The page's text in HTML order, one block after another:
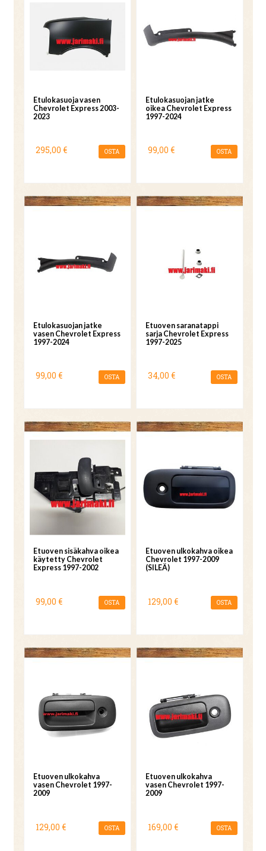
Etulokasuoja vasen
Chevrolet Express 2003-
2023
295,00 € OSTA
Etulokasuojan jatke
oikea Chevrolet Express
1997-2024
99,00 € OSTA
Etulokasuojan jatke
vasen Chevrolet Express
1997-2024
99,00 € OSTA
Etuoven saranatappi
sarja Chevrolet Express
1997-2025
34,00 € OSTA
Etuoven sisäkahva oikea
käytetty Chevrolet
Express 1997-2002
99,00 € OSTA
Etuoven ulkokahva oikea
Chevrolet 1997-2009
(SILEÄ)
129,00 € OSTA
Etuoven ulkokahva
vasen Chevrolet 1997-
2009
129,00 € OSTA
Etuoven ulkokahva
vasen Chevrolet 1997-
2009
169,00 € OSTA